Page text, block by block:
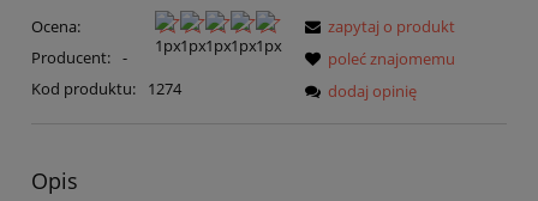
Ocena:
Producent: -
Kod produktu:
1274
zapytaj o produkt
poleć znajomemu
dodaj opinię
Opis